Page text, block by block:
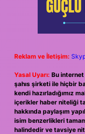
Reklam ve İletişim:
Yasal Uyarı: Bu
şahıs şirketi ile hiçbir
kendi hazırladığımız
içerikler haber niteliği
hakkında paylaşım
isim benzerlikleri
halindedir ve tavsiye